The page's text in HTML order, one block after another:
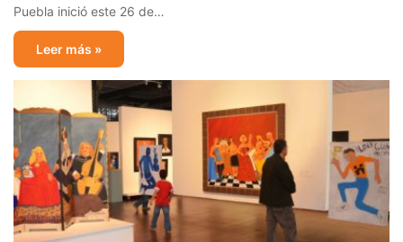
Puebla inició este 26 de…
Leer más »